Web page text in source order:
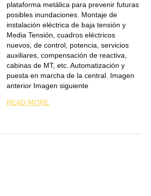
plataforma metálica para prevenir futuras
posibles inundaciones. Montaje de
instalación eléctrica de baja tensión y
Media Tensión, cuadros eléctricos
nuevos, de control, potencia, servicios
auxiliares, compensación de reactiva,
cabinas de MT, etc. Automatización y
puesta en marcha de la central. Imagen
anterior Imagen siguiente
READ MORE